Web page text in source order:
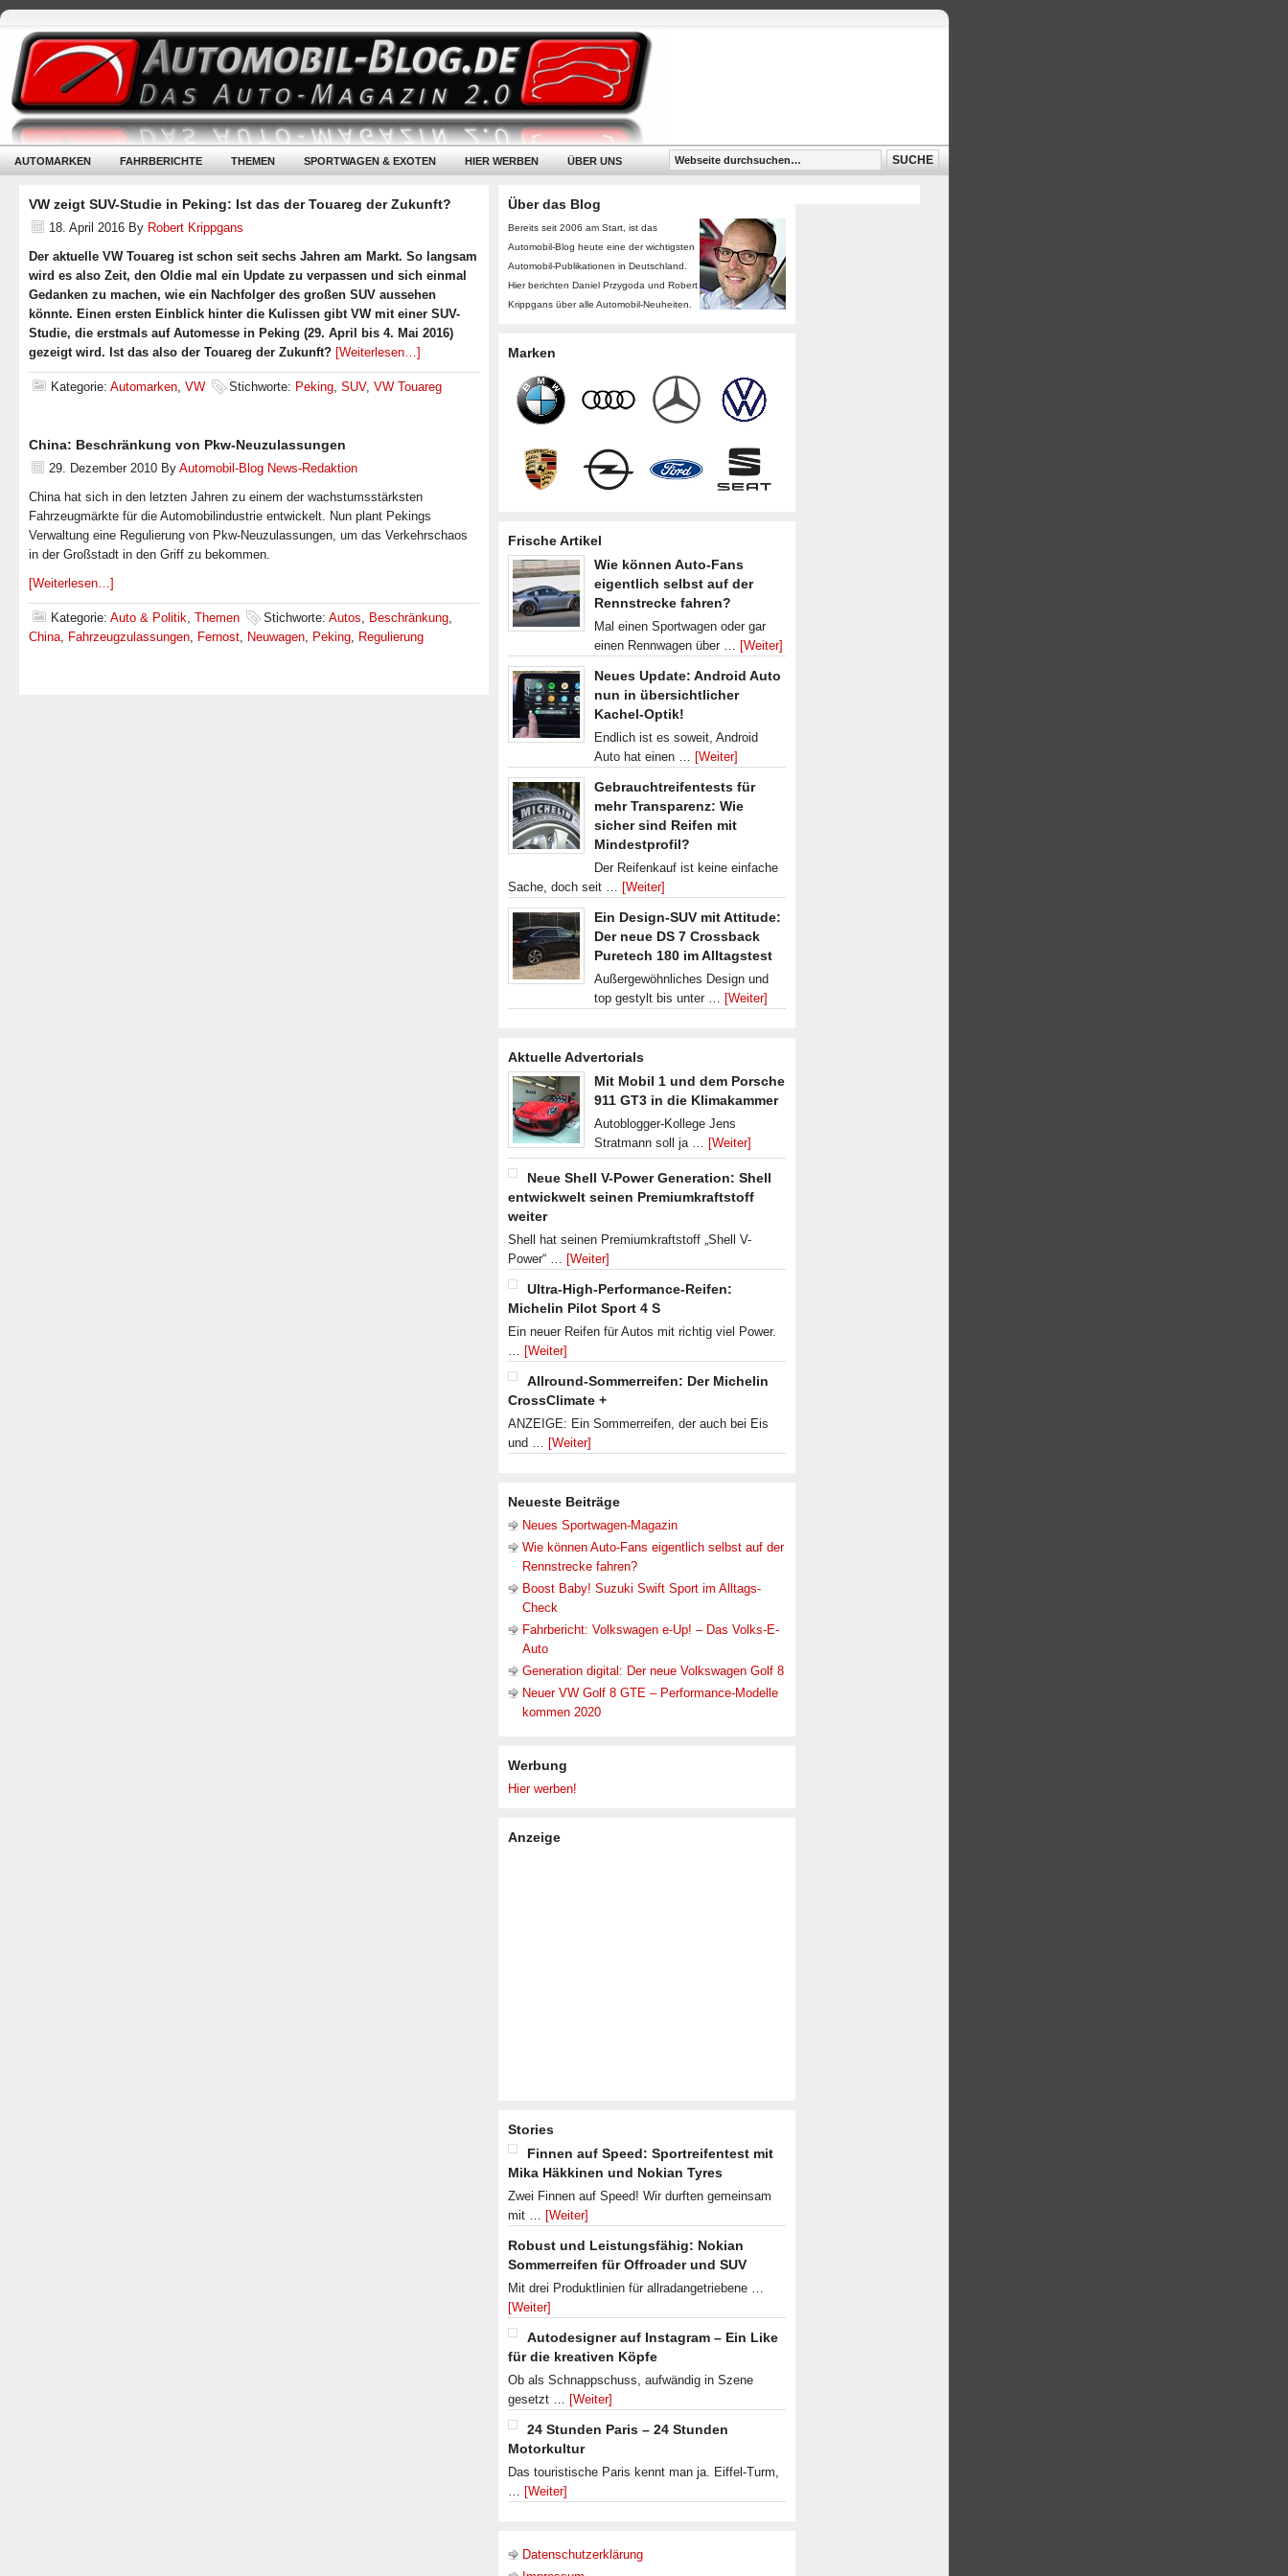
AUTOMARKEN FAHRBERICHTE THEMEN SPORTWAGEN & EXOTEN HIER WERBEN ÜBER UNS
VW zeigt SUV-Studie in Peking: Ist das der Touareg der Zukunft?
18. April 2016 By Robert Krippgans
Der aktuelle VW Touareg ist schon seit sechs Jahren am Markt. So langsam
wird es also Zeit, den Oldie mal ein Update zu verpassen und sich einmal
Gedanken zu machen, wie ein Nachfolger des großen SUV aussehen
könnte. Einen ersten Einblick hinter die Kulissen gibt VW mit einer SUV-
Studie, die erstmals auf Automesse in Peking (29. April bis 4. Mai 2016)
gezeigt wird. Ist das also der Touareg der Zukunft? [Weiterlesen…]
Kategorie: Automarken, VW Stichworte: Peking, SUV, VW Touareg
China: Beschränkung von Pkw-Neuzulassungen
29. Dezember 2010 By Automobil-Blog News-Redaktion
China hat sich in den letzten Jahren zu einem der wachstumsstärksten
Fahrzeugmärkte für die Automobilindustrie entwickelt. Nun plant Pekings
Verwaltung eine Regulierung von Pkw-Neuzulassungen, um das Verkehrschaos
in der Großstadt in den Griff zu bekommen.
[Weiterlesen…]
Kategorie: Auto & Politik, Themen Stichworte: Autos, Beschränkung,
China, Fahrzeugzulassungen, Fernost, Neuwagen, Peking, Regulierung
Über das Blog
Bereits seit 2006 am Start, ist das
Automobil-Blog heute eine der wichtigsten
Automobil-Publikationen in Deutschland.
Hier berichten Daniel Przygoda und Robert
Krippgans über alle Automobil-Neuheiten.
Marken
Frische Artikel
Wie können Auto-Fans
eigentlich selbst auf der
Rennstrecke fahren?
Mal einen Sportwagen oder gar
einen Rennwagen über … [Weiter]
Neues Update: Android Auto
nun in übersichtlicher
Kachel-Optik!
Endlich ist es soweit, Android
Auto hat einen … [Weiter]
Gebrauchtreifentests für
mehr Transparenz: Wie
sicher sind Reifen mit
Mindestprofil?
Der Reifenkauf ist keine einfache
Sache, doch seit … [Weiter]
Ein Design-SUV mit Attitude:
Der neue DS 7 Crossback
Puretech 180 im Alltagstest
Außergewöhnliches Design und
top gestylt bis unter … [Weiter]
Aktuelle Advertorials
Mit Mobil 1 und dem Porsche
911 GT3 in die Klimakammer
Autoblogger-Kollege Jens
Stratmann soll ja … [Weiter]
Neue Shell V-Power Generation: Shell
entwickwelt seinen Premiumkraftstoff
weiter
Shell hat seinen Premiumkraftstoff „Shell V-
Power“ … [Weiter]
Ultra-High-Performance-Reifen:
Michelin Pilot Sport 4 S
Ein neuer Reifen für Autos mit richtig viel Power.
… [Weiter]
Allround-Sommerreifen: Der Michelin
CrossClimate +
ANZEIGE: Ein Sommerreifen, der auch bei Eis
und … [Weiter]
Neueste Beiträge
Neues Sportwagen-Magazin
Wie können Auto-Fans eigentlich selbst auf der
Rennstrecke fahren?
Boost Baby! Suzuki Swift Sport im Alltags-
Check
Fahrbericht: Volkswagen e-Up! – Das Volks-E-
Auto
Generation digital: Der neue Volkswagen Golf 8
Neuer VW Golf 8 GTE – Performance-Modelle
kommen 2020
Werbung
Hier werben!
Anzeige
Stories
Finnen auf Speed: Sportreifentest mit
Mika Häkkinen und Nokian Tyres
Zwei Finnen auf Speed! Wir durften gemeinsam
mit … [Weiter]
Robust und Leistungsfähig: Nokian
Sommerreifen für Offroader und SUV
Mit drei Produktlinien für allradangetriebene …
[Weiter]
Autodesigner auf Instagram – Ein Like
für die kreativen Köpfe
Ob als Schnappschuss, aufwändig in Szene
gesetzt … [Weiter]
24 Stunden Paris – 24 Stunden
Motorkultur
Das touristische Paris kennt man ja. Eiffel-Turm,
… [Weiter]
Datenschutzerklärung